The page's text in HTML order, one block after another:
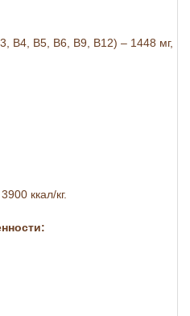
В4, В5, В6, В9, В12) – 1448 мг,
ккал/кг.